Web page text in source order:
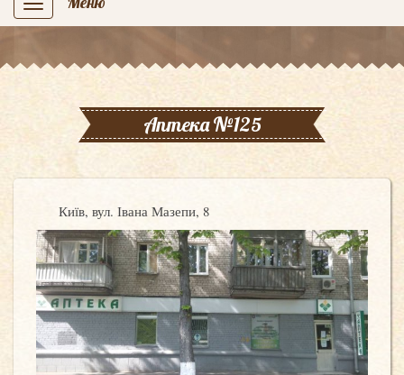
navigation
Аптека №125
Київ, вул. Івана Мазепи, 8